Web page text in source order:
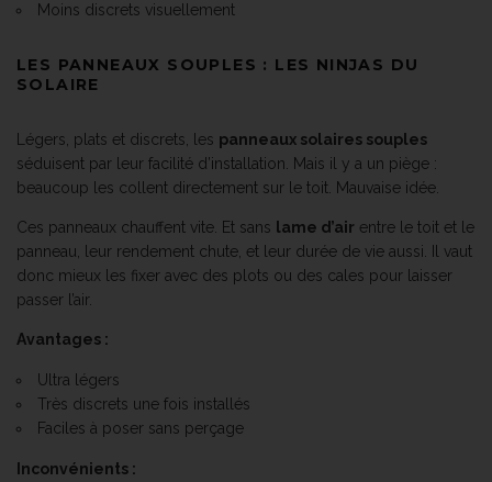
Moins discrets visuellement
LES PANNEAUX SOUPLES : LES NINJAS DU
SOLAIRE
Légers, plats et discrets, les panneaux solaires souples
séduisent par leur facilité d’installation. Mais il y a un piège :
beaucoup les collent directement sur le toit. Mauvaise idée.
Ces panneaux chauffent vite. Et sans lame d’air entre le toit et le
panneau, leur rendement chute, et leur durée de vie aussi. Il vaut
donc mieux les fixer avec des plots ou des cales pour laisser
passer l’air.
Avantages :
Ultra légers
Très discrets une fois installés
Faciles à poser sans perçage
Inconvénients :